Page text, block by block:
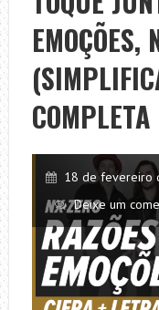
EMOÇÕES,
COMPLETA
18 de fevereiro
Deixe um